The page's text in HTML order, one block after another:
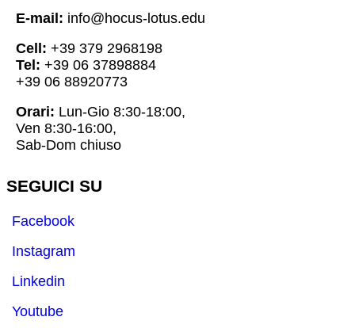
E-mail: info@hocus-lotus.edu
Cell: +39 379 2968198
Tel: +39 06 37898884
+39 06 88920773
Orari: Lun-Gio 8:30-18:00,
Ven 8:30-16:00,
Sab-Dom chiuso
SEGUICI SU
Facebook
Instagram
Linkedin
Youtube